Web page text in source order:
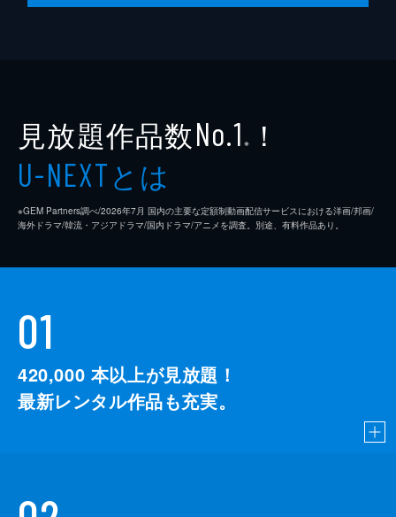
見放題作品数No.1 ※ ！
U-NEXTとは
※GEM Partners調べ/2026年7⽉ 国内の主要な定額制動画配信サービスにおける洋画/邦画/
海外ドラマ/韓流・アジアドラマ/国内ドラマ/アニメを調査。別途、有料作品あり。
01
420,000 本以上が見放題！
最新レンタル作品も充実。